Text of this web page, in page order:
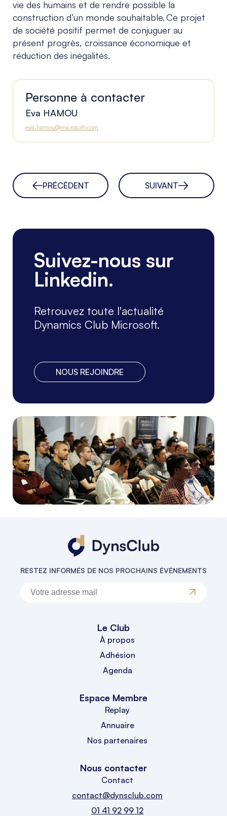
vie des humains et de rendre possible la
construction d’un monde souhaitable. Ce projet
de société positif permet de conjuguer au
présent progrès, croissance économique et
réduction des inégalités.
Personne à contacter
Eva HAMOU
eva.hamou@microsoft.com
PRÉCÉDENT SUIVANT
Suivez-nous sur
Linkedin.
Retrouvez toute l'actualité
Dynamics Club Microsoft.
NOUS REJOINDRE
RESTEZ INFORMÉS DE NOS PROCHAINS ÉVÉNEMENTS
Le Club
À propos
Adhésion
Agenda
Espace Membre
Replay
Annuaire
Nos partenaires
Nous contacter
Contact
contact@dynsclub.com
01 41 92 99 12